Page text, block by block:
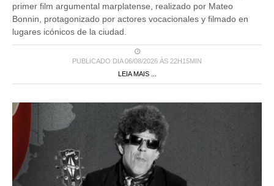
primer film argumental marplatense, realizado por Mateo
Bonnin, protagonizado por actores vocacionales y filmado en
lugares icónicos de la ciudad.
PUBLICADO DIA 06/08/2026 ÀS 22H15MIN
LEIA MAIS ...